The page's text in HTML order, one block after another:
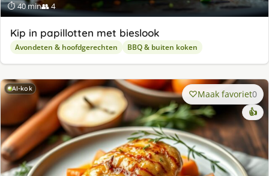
⏱ 40 min👥 4
Kip in papillotten met bieslook
Avondeten & hoofdgerechten BBQ & buiten koken
AI-kok Maak favoriet0
👍